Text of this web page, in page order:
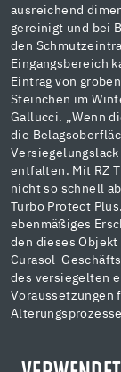
ausreichend
gereinigt und bei
den
Eingangsbereich
Eintrag von
Steinchen im
Gallucci. „Wenn
die
entfalten. Mit RZ
nicht so schnell
Turbo Protect
ebenmäßiges
den dieses
Curasol-
des versiegelten
Voraussetzungen